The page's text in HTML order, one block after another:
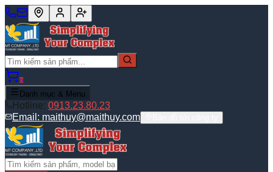
0
Danh mục & Menu
Hotline: 0913.23.80.23
Email: maithuy@maithuy.com